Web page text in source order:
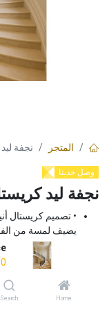
Home
Search
المتجر نجفة
وصل حديثا
نجفة ليد
• تصميم كريستال
يضيف لمسة من
هذا الجهاز إضاءة
• تصميم متين: صُنع
طويلاً.
• سهولة